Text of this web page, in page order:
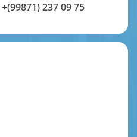
+(99871) 237 09 75